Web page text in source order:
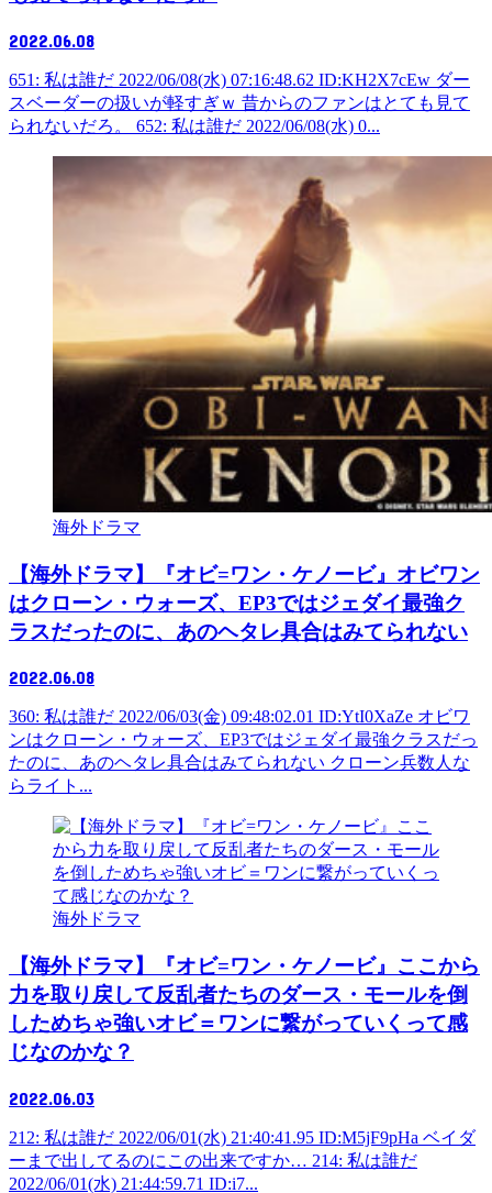
2022.06.08
651: 私は誰だ 2022/06/08(水) 07:16:48.62 ID:KH2X7cEw ダー
スベーダーの扱いが軽すぎｗ 昔からのファンはとても見て
られないだろ。 652: 私は誰だ 2022/06/08(水) 0...
海外ドラマ
【海外ドラマ】『オビ=ワン・ケノービ』オビワン
はクローン・ウォーズ、EP3ではジェダイ最強ク
ラスだったのに、あのヘタレ具合はみてられない
2022.06.08
360: 私は誰だ 2022/06/03(金) 09:48:02.01 ID:YtI0XaZe オビワ
ンはクローン・ウォーズ、EP3ではジェダイ最強クラスだっ
たのに、あのヘタレ具合はみてられない クローン兵数人な
らライト...
海外ドラマ
【海外ドラマ】『オビ=ワン・ケノービ』ここから
力を取り戻して反乱者たちのダース・モールを倒
しためちゃ強いオビ＝ワンに繋がっていくって感
じなのかな？
2022.06.03
212: 私は誰だ 2022/06/01(水) 21:40:41.95 ID:M5jF9pHa ベイダ
ーまで出してるのにこの出来ですか… 214: 私は誰だ
2022/06/01(水) 21:44:59.71 ID:i7...